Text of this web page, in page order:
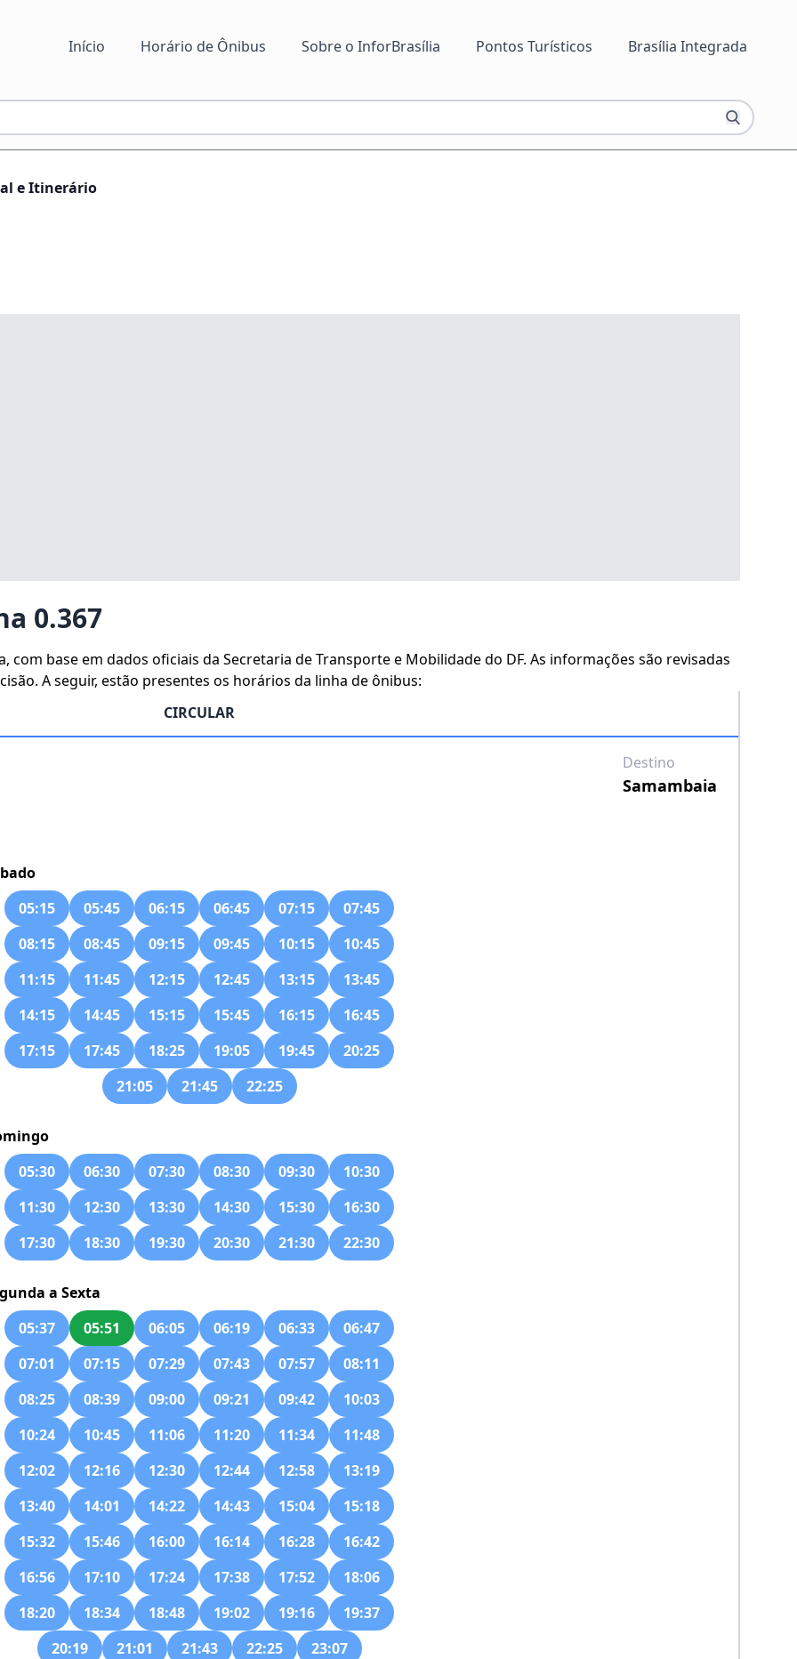
Início Horário de Ônibus Sobre o InforBrasília Pontos Turísticos Brasília Integrada
e Itinerário
0.367
base em dados oficiais da Secretaria de Transporte e Mobilidade do DF. As informações são revisadas
A seguir, estão presentes os horários da linha de ônibus:
CIRCULAR
Destino
Samambaia
05:15
05:45 06:15 06:45 07:15
07:45
08:15
08:45 09:15 09:45 10:15
10:45
11:15
11:45 12:15 12:45 13:15
13:45
14:15
14:45 15:15 15:45 16:15
16:45
17:15
17:45 18:25 19:05 19:45
20:25
21:05
21:45 22:25
05:30
06:30 07:30 08:30 09:30
10:30
11:30
12:30 13:30 14:30 15:30
16:30
17:30
18:30 19:30 20:30 21:30 22:30
a Sexta
05:37
05:51 06:05 06:19 06:33
06:47
07:01
07:15 07:29 07:43 07:57
08:11
08:25
08:39 09:00 09:21 09:42
10:03
10:24
10:45 11:06 11:20 11:34
11:48
12:02
12:16 12:30 12:44 12:58
13:19
13:40
14:01 14:22 14:43 15:04
15:18
15:32
15:46 16:00 16:14 16:28
16:42
16:56
17:10 17:24 17:38 17:52
18:06
18:20
18:34 18:48 19:02 19:16
19:37
20:19
21:01 21:43 22:25 23:07